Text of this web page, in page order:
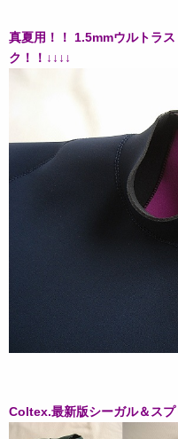
真夏用！！ 1.5mmウルトラ
ク！！↓↓↓↓
Coltex.最新版シーガル＆スプ